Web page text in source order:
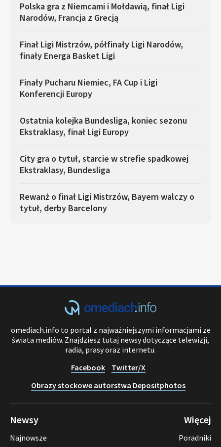
Polska gra z Niemcami i Mołdawią, finał Ligi
Narodów, Francja z Grecją
Finał Ligi Mistrzów, półfinały Ligi Narodów,
finały Energa Basket Ligi
Finały Pucharu Niemiec, FA Cup i Ligi
Konferencji Europy
Ostatnia kolejka Bundesliga, koniec sezonu
Ekstraklasy, finał Ligi Europy
City gra o tytuł, starcie w strefie spadkowej
Ekstraklasy, Bundesliga
Rewanż o finał Ligi Mistrzów, Bayern walczy o
tytuł, derby Barcelony
omediach.info to portal z najważniejszymi informacjami ze
świata mediów. Znajdziesz tutaj newsy dotyczące telewizji,
radia, prasy oraz internetu.
Facebook
Twitter/X
Obrazy stockowe autorstwa Depositphotos
Newsy
Najnowsze
Więcej
Poradniki